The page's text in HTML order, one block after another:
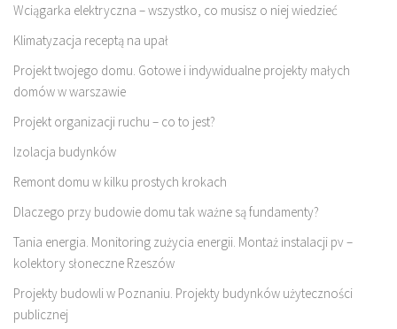
Wciągarka elektryczna – wszystko, co musisz o niej wiedzieć
Klimatyzacja receptą na upał
Projekt twojego domu. Gotowe i indywidualne projekty małych
domów w warszawie
Projekt organizacji ruchu – co to jest?
Izolacja budynków
Remont domu w kilku prostych krokach
Dlaczego przy budowie domu tak ważne są fundamenty?
Tania energia. Monitoring zużycia energii. Montaż instalacji pv –
kolektory słoneczne Rzeszów
Projekty budowli w Poznaniu. Projekty budynków użyteczności
publicznej